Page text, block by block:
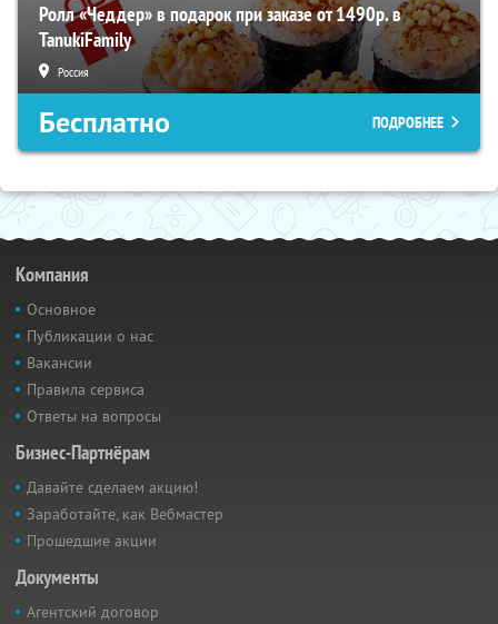
Ролл «Чеддер» в подарок при заказе от 1490р. в
TanukiFamily
Россия
Бесплатно ПОДРОБНЕЕ
Компания
Основное
Публикации о нас
Вакансии
Правила сервиса
Ответы на вопросы
Бизнес-Партнёрам
Давайте сделаем акцию!
Заработайте, как Вебмастер
Прошедшие акции
Документы
Агентский договор